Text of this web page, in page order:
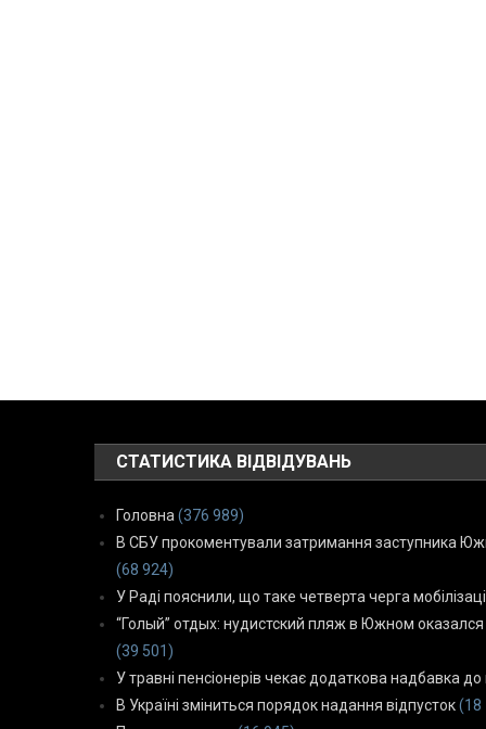
СТАТИСТИКА ВІДВІДУВАНЬ
Головна (376 989)
В СБУ прокоментували затримання заступника
(68 924)
У Раді пояснили, що таке четверта черга
“Голый” отдых: нудистский пляж в Южном
(39 501)
У травні пенсіонерів чекає додаткова надбавка до
В Україні зміниться порядок надання відпусток (18